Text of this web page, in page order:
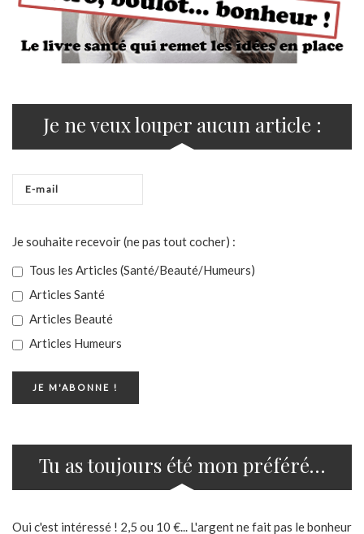
Je ne veux louper aucun article :
Je souhaite recevoir (ne pas tout cocher) :
Tous les Articles (Santé/Beauté/Humeurs)
Articles Santé
Articles Beauté
Articles Humeurs
Tu as toujours été mon préféré…
Oui c'est intéressé ! 2,5 ou 10 €... L'argent ne fait pas le bonheur